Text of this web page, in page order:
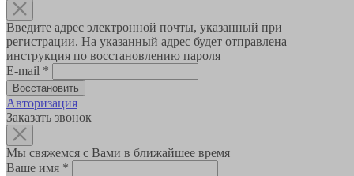
Введите адрес электронной почты, указанный при
регистрации. На указанный адрес будет отправлена
инструкция по восстановлению пароля
E-mail *
Авторизация
Заказать звонок
Мы свяжемся с Вами в ближайшее время
Ваше имя *